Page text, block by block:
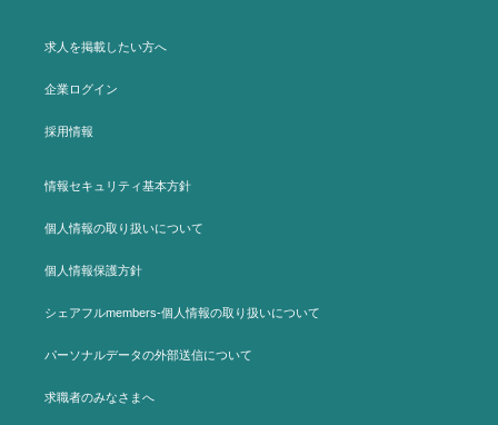
求人を掲載したい方へ
企業ログイン
採用情報
情報セキュリティ基本方針
個人情報の取り扱いについて
個人情報保護方針
シェアフルmembers-個人情報の取り扱いについて
パーソナルデータの外部送信について
求職者のみなさまへ